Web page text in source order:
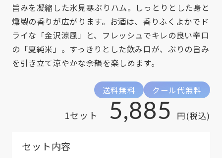
旨みを凝縮した氷見寒ぶりハム。しっとりとした身と
燻製の香りが広がります。お酒は、香りふくよかでド
ライな「金沢涼風」と、フレッシュでキレの良い辛口
の「夏純米」。すっきりとした飲み口が、ぶりの旨み
を引き立て涼やかな余韻を楽しめます。
送料無料 クール代無料
1セット 5,885 円(税込)
セット内容